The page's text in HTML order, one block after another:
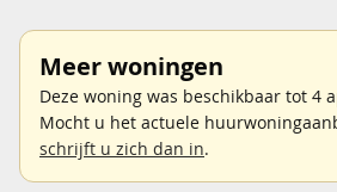
Meer woningen
Deze woning was beschikbaar tot 4
Mocht u het actuele
schrijft u zich dan in.